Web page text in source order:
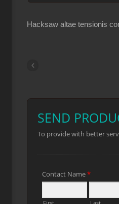
Hacksaw altae tensionis